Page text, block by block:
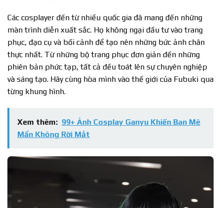
Các cosplayer đến từ nhiều quốc gia đã mang đến những
màn trình diễn xuất sắc. Họ không ngại đầu tư vào trang
phục, đạo cụ và bối cảnh để tạo nên những bức ảnh chân
thực nhất. Từ những bộ trang phục đơn giản đến những
phiên bản phức tạp, tất cả đều toát lên sự chuyên nghiệp
và sáng tạo. Hãy cùng hòa mình vào thế giới của Fubuki qua
từng khung hình.
Xem thêm: 99+ Ảnh Cosplay Ganyu Khiến Bạn Mê
Mẩn Không Rời Mắt